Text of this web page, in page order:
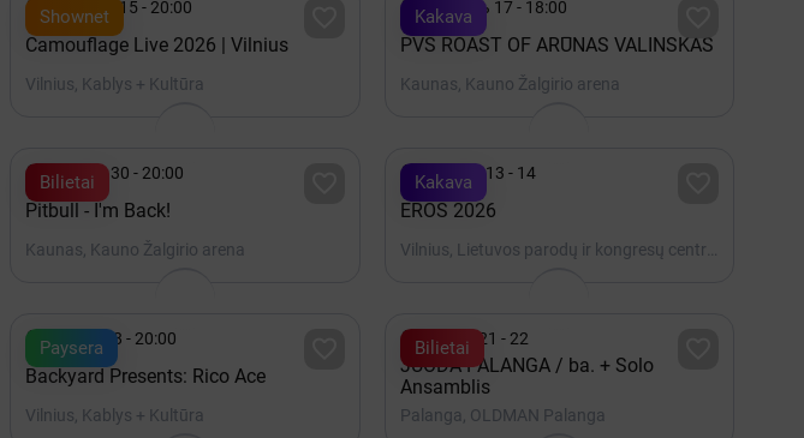
Shownet
Октябрь 15 - 20:00
Camouflage Live 2026 | Vilnius
Vilnius, Kablys + Kultūra
Kakava
 Октябрь 17 - 18:00
PVŠ ROAST OF ARŪNAS VALINSKAS
Kaunas, Kauno Žalgirio arena
Bilietai
Ноябрь 30 - 20:00
Pitbull - I'm Back!
Kaunas, Kauno Žalgirio arena
Kakava
 Ноябрь 13 - 14
EROS 2026
Paysera
Август 28 - 20:00
Backyard Presents: Rico Ace
Vilnius, Kablys + Kultūra
Bilietai
Август 21 - 22
JUODA PALANGA / ba. + Solo
Ansamblis
Palanga, OLDMAN Palanga